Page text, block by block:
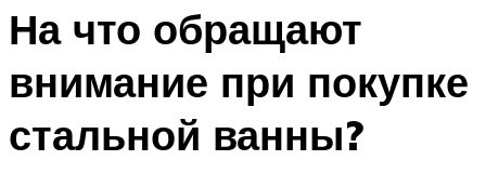
На что обращают
внимание при покупке
стальной ванны?